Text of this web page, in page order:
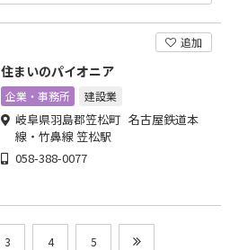
追加
住まいのパイオニア
企業・事務所 建設業
岐阜県羽島郡笠松町 名古屋鉄道本
線・竹鼻線 笠松駅
058-388-0077
3 4 5